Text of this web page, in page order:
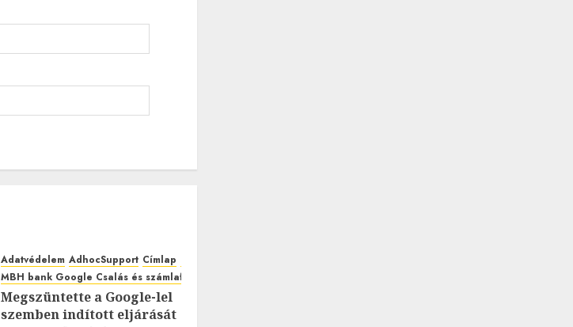
Adatvédelem AdhocSupport Címlap
MBH bank Google Csalás és számlafeltörés károsultak
Megszüntette a Google-lel
szemben indított eljárását